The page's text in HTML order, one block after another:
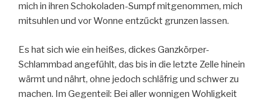
mich in ihren Schokoladen-Sumpf mitgenommen, mich
mitsuhlen und vor Wonne entzűckt grunzen lassen.
Es hat sich wie ein heißes, dickes Ganzkörper-
Schlammbad angefűhlt, das bis in die letzte Zelle hinein
wärmt und nährt, ohne jedoch schläfrig und schwer zu
machen. Im Gegenteil: Bei aller wonnigen Wohligkeit